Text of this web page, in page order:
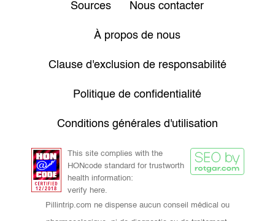
Sources Nous contacter
À propos de nous
Clause d'exclusion de responsabilité
Politique de confidentialité
Conditions générales d'utilisation
This site complies with the
HONcode standard for trustworth
health information:
verify here.
Pillintrip.com ne dispense aucun conseil médical ou